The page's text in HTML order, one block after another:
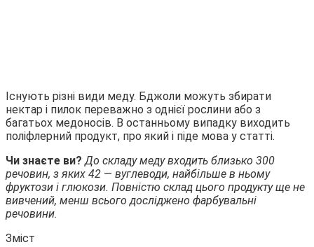
Існують різні види меду. Бджоли можуть збирати
нектар і пилок переважно з однієї рослини або з
багатьох медоносів. В останньому випадку виходить
поліфлерний продукт, про який і піде мова у статті.
Чи знаєте ви?До складу меду входить близько 300
речовин, з яких 42 — вуглеводи, найбільше в ньому
фруктози і глюкози. Повністю склад цього продукту ще не
вивчений, менш всього досліджено фарбувальні
речовини.
Зміст